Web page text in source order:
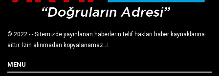
© 2022 - - Sitemizde yayınlanan haberlerin telif hakları haber kaynaklarına
aittir. İzin alınmadan kopyalanamaz. J
MENU